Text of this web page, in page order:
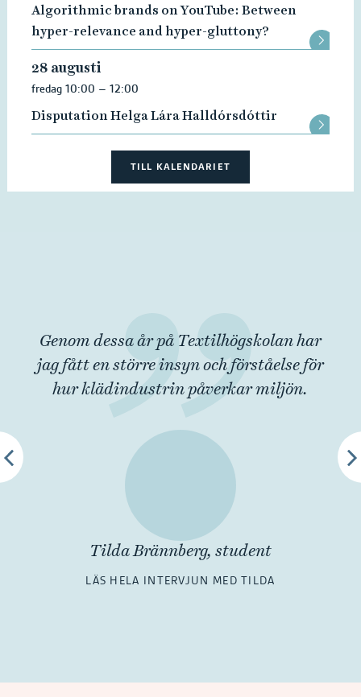
Algorithmic brands on YouTube: Between
hyper-relevance and hyper-gluttony?
28 augusti
fredag 10:00 – 12:00
Disputation Helga Lára Halldórsdóttir
TILL KALENDARIET
Tilda Brännberg, student
LÄS HELA INTERVJUN MED TILDA
Genom dessa år på Textilhögskolan har
jag fått en större insyn och förståelse för
hur klädindustrin påverkar miljön.